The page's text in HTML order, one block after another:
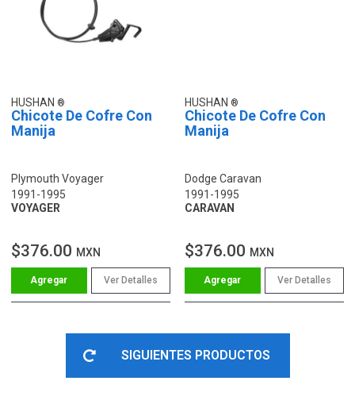
HUSHAN
Chicote De Cofre Con
Manija
Plymouth Voyager
1991-1995
VOYAGER
$376.00 MXN
Ver Detalles
HUSHAN
Chicote De Cofre Con
Manija
Dodge Caravan
1991-1995
CARAVAN
$376.00 MXN
Ver Detalles
SIGUIENTES PRODUCTOS